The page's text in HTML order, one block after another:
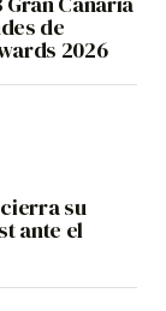
de
2026
su
ante el